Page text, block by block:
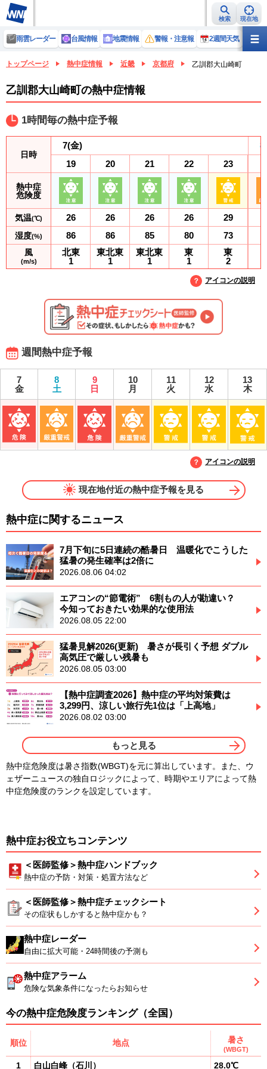
検索 現在地
雨雲レーダー 台風情報 地震情報 警報・注意報 2週間天気 ラ
トップページ 熱中症情報 近畿 京都府 乙訓郡大山崎町
乙訓郡大山崎町の熱中症情報
1時間毎の熱中症予報
日時
熱中症
危険度
気温(℃)
湿度(%)
風
(m/s)
7(金)
19
26
86
北東
1
20
26
86
東北東
1
21
26
85
東北東
1
22
26
80
東
1
23
29
73
東
2
8
アイコンの説明
週間熱中症予報
7
金
8
土
9
日
10
月
11
火
12
水
13
木
アイコンの説明
現在地付近の熱中症予報を見る
熱中症に関するニュース
7月下旬に5日連続の酷暑日 温暖化でこうした
猛暑の発生確率は2倍に
2026.08.06 04:02
エアコンの“節電術” 6割もの人が勘違い？
今知っておきたい効果的な使用法
2026.08.05 22:00
猛暑見解2026(更新) 暑さが長引く予想 ダブル
高気圧で厳しい残暑も
2026.08.05 03:00
【熱中症調査2026】熱中症の平均対策費は
3,299円、涼しい旅行先1位は「上高地」
2026.08.02 03:00
もっと見る
熱中症危険度は暑さ指数(WBGT)を元に算出しています。また、ウ
ェザーニュースの独自ロジックによって、時期やエリアによって熱
中症危険度のランクを設定しています。
熱中症お役立ちコンテンツ
＜医師監修＞熱中症ハンドブック
熱中症の予防・対策・処置方法など
＜医師監修＞熱中症チェックシート
その症状もしかすると熱中症かも？
熱中症レーダー
自由に拡大可能・24時間後の予測も
熱中症アラーム
危険な気象条件になったらお知らせ
今の熱中症危険度ランキング（全国）
順位 地点 暑さ
(WBGT)
1 白山白峰 （石川 ） 28.0℃